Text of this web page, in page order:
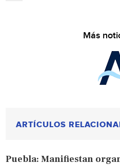
Más
ARTÍCULOS
Puebla: Manifiestan